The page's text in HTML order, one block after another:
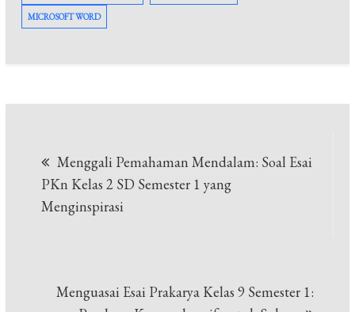
MICROSOFT WORD
navigation
Menggali Pemahaman Mendalam: Soal Esai
PKn Kelas 2 SD Semester 1 yang
Menginspirasi
Menguasai Esai Prakarya Kelas 9 Semester 1: